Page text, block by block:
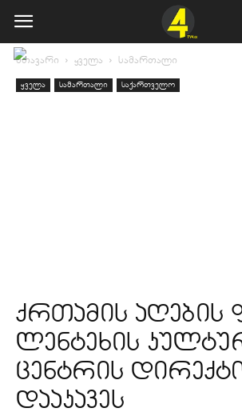
მთავარი ყველა სამართალი
ყველა სამართალი საქართველო
ქრთამის აღების
ლენტეხის
ცენტრის
დააკავეს